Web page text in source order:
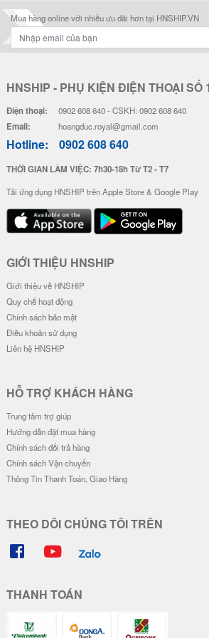
Mua hàng online với nhiều ưu đãi hơn tại HNSHIP.VN
HNSHIP - PHỤ KIỆN ĐIỆN THOẠI SỐ
Điện thoại: 0902 608 640 - CSKH: 0902 608 640
Email: hoangduc.royal@gmail.com
Hotline: 0902 608 640
THỜI GIAN LÀM VIỆC: 7h30-18h Từ T2 - T7
Tải ứng dụng HNSHIP trên Apple Store & Google Play
GIỚI THIỆU HNSHIP
Giới thiệu về HNSHIP
Quy chế hoạt động
Chính sách bảo mật
Điều khoản sử dụng
Liên hệ HNSHIP
HỖ TRỢ KHÁCH HÀNG
Trung tâm trợ giúp
Hướng dẫn đặt mua hàng
Chính sách đổi trả hàng
Chính sách Vận chuyển
Thông Tin Thanh Toán, Giao Hàng
THEO DÕI CHÚNG TÔI TRÊN
THANH TOÁN